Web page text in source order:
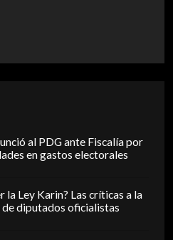
al PDG ante Fiscalía por
en gastos electorales
la Ley Karin? Las críticas a la
diputados oficialistas